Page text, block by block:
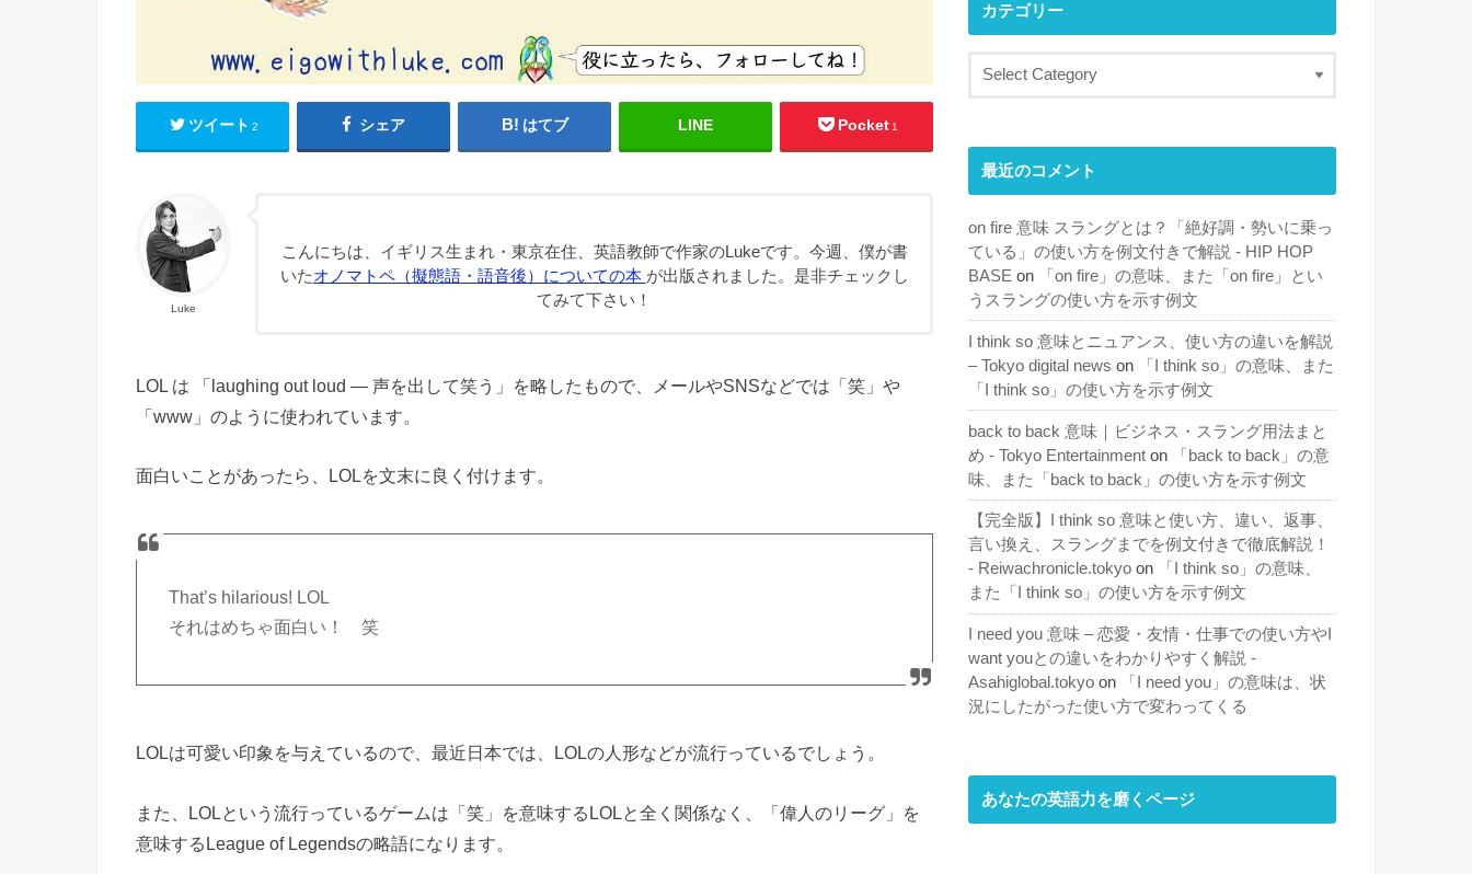
ツイート 2 シェア はてブ LINE Pocket1
Luke
こんにちは、イギリス生まれ・東京在住、英語教師で作家のLukeです。今週、僕が書
いたオノマトペ（擬態語・語音後）についての本 が出版されました。是非チェックし
てみて下さい！
LOL は 「laughing out loud — 声を出して笑う」を略したもので、メールやSNSなどでは「笑」や
「www」のように使われています。
面白いことがあったら、LOLを文末に良く付けます。
That’s hilarious! LOL
それはめちゃ面白い！ 笑
LOLは可愛い印象を与えているので、最近日本では、LOLの人形などが流行っているでしょう。
また、LOLという流行っているゲームは「笑」を意味するLOLと全く関係なく、「偉人のリーグ」を
意味するLeague of Legendsの略語になります。
カテゴリー
最近のコメント
on fire 意味 スラングとは？「絶好調・勢いに乗っ
ている」の使い方を例文付きで解説 - HIP HOP
BASE on
「on fire」の意味、また「on fire」とい
うスラングの使い方を示す例文
I think so 意味とニュアンス、使い方の違いを解説
– Tokyo digital news on
「I think so」の意味、また
「I think so」の使い方を示す例文
back to back 意味｜ビジネス・スラング用法まと
め - Tokyo Entertainment on
「back to back」の意
味、また「back to back」の使い方を示す例文
【完全版】I think so 意味と使い方、違い、返事、
言い換え、スラングまでを例文付きで徹底解説！
- Reiwachronicle.tokyo on
「I think so」の意味、
また「I think so」の使い方を示す例文
I need you 意味 – 恋愛・友情・仕事での使い方やI
want youとの違いをわかりやすく解説 -
Asahiglobal.tokyo on
「I need you」の意味は、状
況にしたがった使い方で変わってくる
あなたの英語力を磨くページ